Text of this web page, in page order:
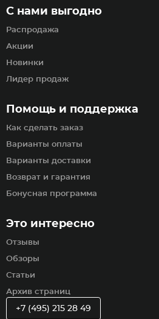
Помощь и поддержка
Как сделать заказ
Варианты оплаты
Варианты доставки
Возврат и гарантия
Бонусная программа
С нами выгодно
Распродажа
Акции
Новинки
Лидер продаж
Это интересно
Отзывы
Обзоры
Статьи
Архив страниц
+7 (495) 215 28 49